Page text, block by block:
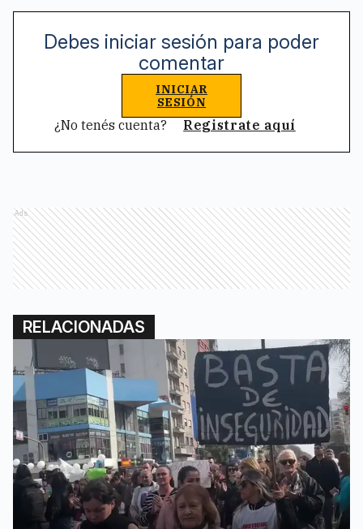
Debes iniciar sesión para poder
comentar
INICIAR
SESIÓN
¿No tenés cuenta? Registrate aquí
Ads
RELACIONADAS